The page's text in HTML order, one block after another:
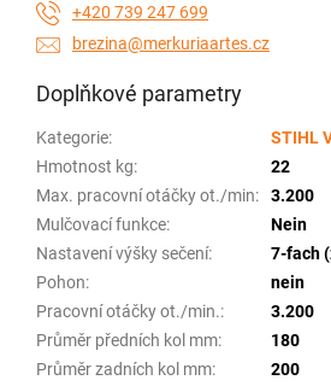
+420 739 247 699
brezina@merkuriaartes.cz
Doplňkové parametry
Kategorie:
STIHL
Hmotnost kg:
22
Max. pracovní otáčky ot./min:
3.200
Mulčovací funkce:
Nein
Nastavení výšky sečení:
7-fach
Pohon:
nein
Pracovní otáčky ot./min.:
3.200
Průměr předních kol mm:
180
Průměr zadních kol mm:
200